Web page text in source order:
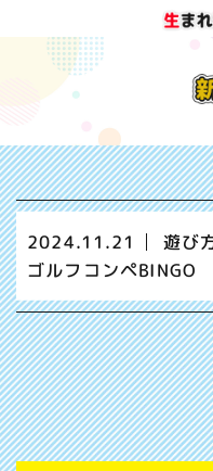
2024.11.21 遊び
ゴルフコンペBINGO